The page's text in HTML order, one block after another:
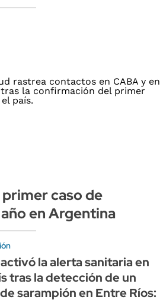
caso de
en Argentina
la alerta sanitaria en
tras la detección de un
sarampión en Entre Ríos: